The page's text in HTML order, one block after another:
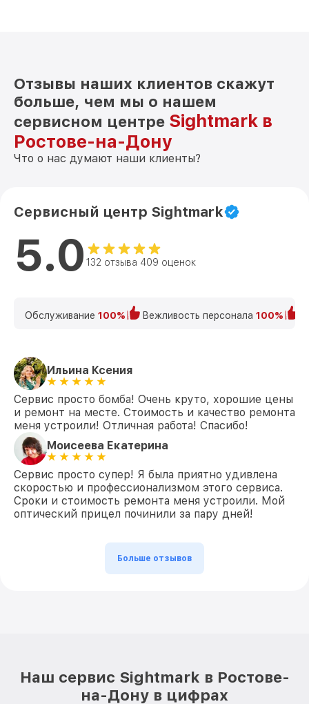
Отзывы наших клиентов скажут
больше, чем мы о нашем
сервисном центре Sightmark в
Ростове-на-Дону
Что о нас думают наши клиенты?
Сервисный центр Sightmark
5.0 132 отзыва 409 оценок
Обслуживание 100% Вежливость персонала 100%
Ильина Ксения
Сервис просто бомба! Очень круто, хорошие цены
и ремонт на месте. Стоимость и качество ремонта
меня устроили! Отличная работа! Спасибо!
Моисеева Екатерина
Сервис просто супер! Я была приятно удивлена
скоростью и профессионализмом этого сервиса.
Сроки и стоимость ремонта меня устроили. Мой
оптический прицел починили за пару дней!
Больше отзывов
Наш сервис Sightmark в Ростове-
на-Дону в цифрах